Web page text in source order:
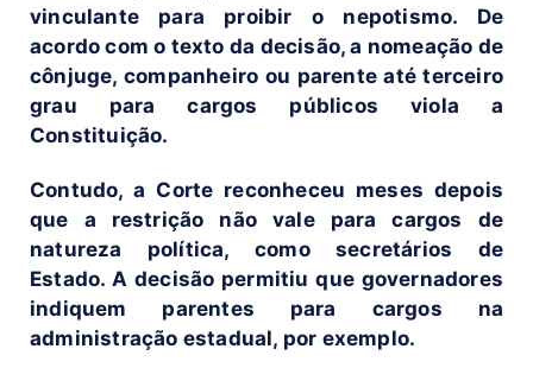
vinculante para proibir o nepotismo. De
acordo com o texto da decisão, a nomeação de
cônjuge, companheiro ou parente até terceiro
grau para cargos públicos viola a
Constituição.
Contudo, a Corte reconheceu meses depois
que a restrição não vale para cargos de
natureza política, como secretários de
Estado. A decisão permitiu que governadores
indiquem parentes para cargos na
administração estadual, por exemplo.